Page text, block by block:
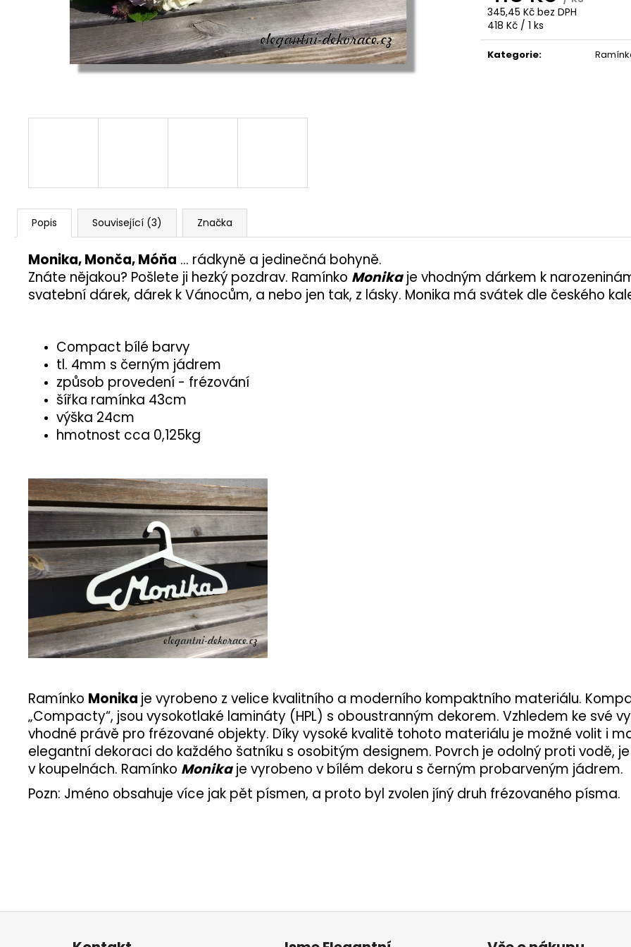
345,45 Kč bez DPH
Měrná
cena:
418 Kč / 1 ks
Kategorie:
Popis Související (3) Značka
Monika, Monča, Móňa ... rádkyně a jedinečná bohyně.
Znáte nějakou? Pošlete ji hezký pozdrav. Ramínko Monikaje vhodným dárkem k
svatební dárek, dárek k Vánocům, a nebo jen tak, z lásky. Monika má svátek dle českého
Compact bílé barvy
tl. 4mm s černým jádrem
způsob provedení - frézování
šířka ramínka 43cm
výška 24cm
hmotnost cca 0,125kg
Ramínko Monika je vyrobeno z velice kvalitního a moderního kompaktního materiálu.
„Compacty“, jsou vysokotlaké lamináty (HPL) s oboustranným dekorem. Vzhledem ke své
vhodné právě pro frézované objekty. Díky vysoké kvalitě tohoto materiálu je možné volit i
elegantní dekoraci do každého šatníku s osobitým designem. Povrch je odolný proti vodě,
v koupelnách. Ramínko Monikaje vyrobeno v bílém dekoru s černým probarveným jádrem.
Pozn: Jméno obsahuje více jak pět písmen, a proto byl zvolen jíný druh frézovaného písma.
77 Kč
477 Kč
14 850 Kč
Z